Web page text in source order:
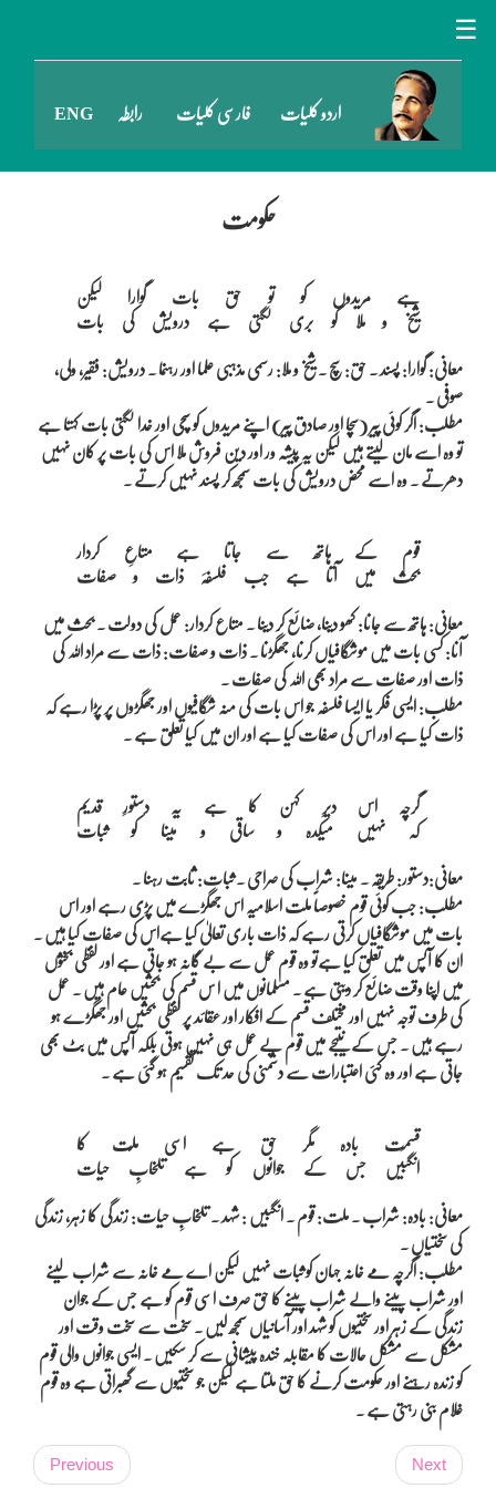
☰
اردو کلیات فارسی کلیات رابطہ ENG
حکومت
ہے مریدوں کو تو حق بات گوارا لیکن
شیخ و ملا کو بری لگتی ہے درویش کی بات
معانی: گوارا: پسند ۔ حق: سچ ۔ شیخ و ملا: رسمی مذہبی علما اور رہنما ۔ درویش: فقیر، ولی،
صوفی ۔
مطلب: اگر کوئی پیر (سچا اور صادق پیر) اپنے مریدوں کو سچی اور خدا لگتی بات کہتا ہے
تو وہ اسے مان لیتے ہیں لیکن یہ پیشہ ور اور دین فروش ملا اس کی بات پر کان نہیں
دھرتے ۔ وہ اسے محض درویش کی بات سمجھ کر پسند نہیں کرتے ۔
قوم کے ہاتھ سے جاتا ہے متاعِ کردار
بحث میں آتا ہے جب فلسفہَ ذات و صفات
معانی: ہاتھ سے جانا: کھو دینا، ضائع کر دینا ۔ متاع کردار: عمل کی دولت ۔ بحث میں
آنا: کسی بات میں موشگافیاں کرنا، جھگڑنا ۔ ذات و صفات: ذات سے مراد اللہ کی
ذات اور صفات سے مراد بھی اللہ کی صفات ۔
مطلب: ایسی فکر یا ایسا فلسفہ جو اس بات کی منہ شگافیوں اور جھگڑوں پر پڑا رہے کہ
ذات کیا ہے اور اس کی صفات کیا ہے اور ان میں کیا تعلق ہے ۔
گرچہ اس دیرِ کہن کا ہے یہ دستورِ قدیم
کہ نہیں میکدہ و ساقی و مینا کو ثبات
معانی:دستور: طریقہ ۔ مینا: شراب کی صراحی ۔ ثبات: ثابت رہنا ۔
مطلب: جب کوئی قوم خصوصاً ملت اسلامیہ اس جھگڑے میں پڑی رہے اور اس
بات میں موشگافیاں کرتی رہے کہ ذات باری تعالیٰ کیا ہےاس کی صفات کیا ہیں ۔
ان کا آپس میں تعلق کیا ہےتو وہ قوم عمل سے بے گانہ ہو جاتی ہے اور لفظی بخثوں
میں اپنا وقت ضائع کر دیتی ہے ۔ مسلمانوں میں ا س قسم کی بحثیں عام ہیں ۔ عمل
کی طرف توجہ نہیں اور مختلف قسم کے افکار اور عقائد پر لفظی بحثیں اور جھگڑے ہو
رہے ہیں ۔ جس کے نتیجے میں قوم بے عمل ہی نہیں ہوتی بلکہ آپس میں بٹ بھی
جاتی ہے اور وہ کئی اعتبارات سے دشمنی کی حد تک تقسیم ہو گئی ہے ۔
قسمِت بادہ مگر حق ہے اسی ملّت کا
معانی: بادہ: شراب ۔ ملت: قوم ۔ انگبیں : شہد ۔ تلخابِ حیات: زندگی کا زہر، زندگی
کی سختیاں ۔
مطلب: اگرچہ مے خانہ جہان کو ثبات نہیں لیکن اے مے خانہ سے شراب لینے
اور شراب پینے والے شراب پینے کا حق صرف اسی قوم کو ہے جس کے جوان
زندگی کے زہر اور سختیوں کو شہد اور آسانیاں سمجھ لیں ۔ سخت سے سخت وقت اور
مشکل سے مشکل حالات کا مقابلہ خندہ پیشانی سے کر سکیں ۔ ایسی جوانوں والی قوم
کو زندہ رہنے اور حکومت کرنے کا حق ملتا ہے لیکن جو سختیوں سے گھبراتی ہے وہ قوم
غلام بنی رہتی ہے ۔
Previous Next